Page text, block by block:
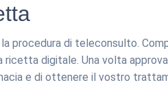
procedura di teleconsulto.
digitale. Una volta
e di ottenere il vostro